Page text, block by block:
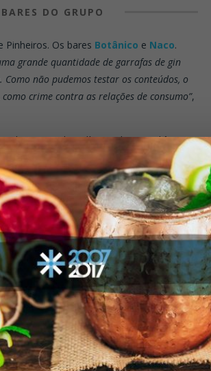
DO GRUPO
Os bares Botânico e Naco.
grande quantidade de garrafas de gin
não pudemos testar os conteúdos, o
crime contra as relações de consumo”,
pela Polícia Civil. Em audiência
para que possam responder ao inquérito
há culpabilidade ainda se será possível
pelo crime pelo qual foram
expõe à venda, importa, tem em
a consumo a substância alimentícia
ser de quatro a oito anos de reclusão
consumo, prevê pena de dois a cinco
à venda ou, de qualquer forma, entregar